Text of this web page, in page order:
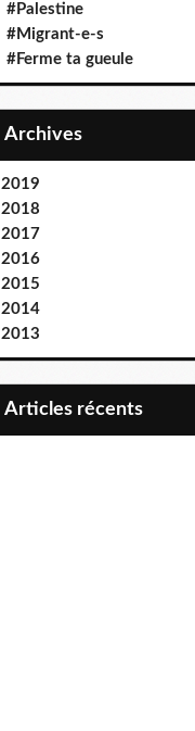
#Palestine
#Migrant-e-s
#Ferme ta gueule
Archives
2019
2018
2017
2016
2015
2014
2013
articles récents